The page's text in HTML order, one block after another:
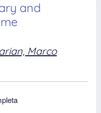
and
Marco